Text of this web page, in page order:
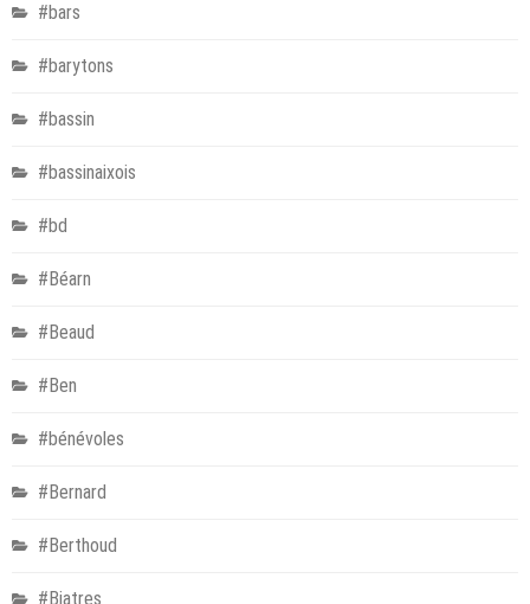
#bars
#barytons
#bassin
#bassinaixois
#bd
#Béarn
#Beaud
#Ben
#bénévoles
#Bernard
#Berthoud
#Biatres